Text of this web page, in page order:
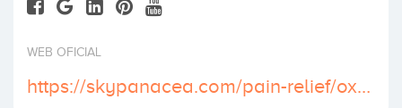
WEB OFICIAL
https://skypanacea.com/pain-relief/oxycodone-40-mg/